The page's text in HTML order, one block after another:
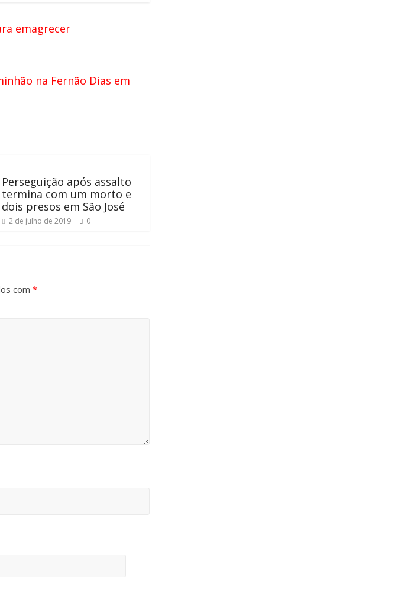
emagrecer
na Fernão Dias em
Perseguição após assalto
termina com um morto e
dois presos em São José
2 de julho de 2019 0
com *